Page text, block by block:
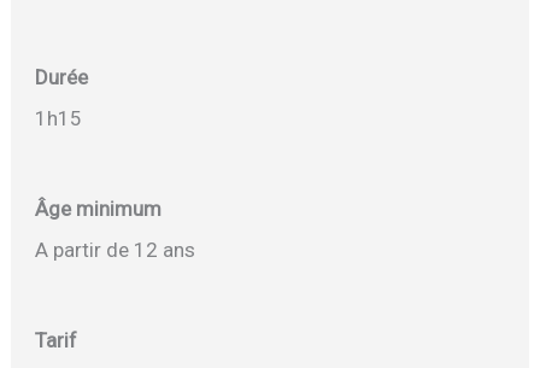
Durée
1h15
Âge minimum
A partir de 12 ans
Tarif